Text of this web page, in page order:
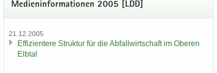
Me­di­en­in­for­ma­tio­nen 2005 [LDD]
21.12.2005
Ef­fi­zi­en­te­re Struk­tur für die Ab­fall­wirt­schaft im Obe­ren
Elb­tal